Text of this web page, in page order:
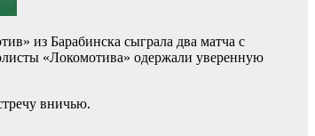
из Барабинска сыграла два матча с
«Локомотива» одержали уверенную
вничью.